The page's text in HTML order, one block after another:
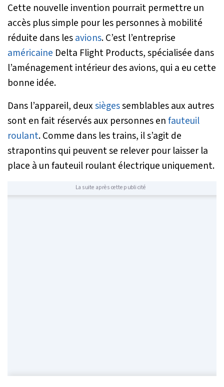
Cette nouvelle invention pourrait permettre un
accès plus simple pour les personnes à mobilité
réduite dans lesavions. C’est l’entreprise
américaine Delta Flight Products, spécialisée dans
l’aménagement intérieur des avions, qui a eu cette
bonne idée.
Dans l’appareil, deuxsiègessemblables aux autres
sont en fait réservés aux personnes enfauteuil
roulant. Comme dans les trains, il s’agit de
strapontins qui peuvent se relever pour laisser la
place à un fauteuil roulant électrique uniquement.
La suite après cette publicité